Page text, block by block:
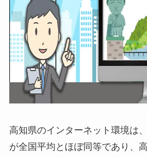
高知県のインターネット環境は
が全国平均とほぼ同等であり、